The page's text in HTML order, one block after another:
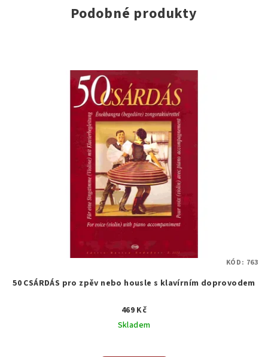
Podobné produkty
50 CSÁRDÁS pro zpěv nebo housle s klavírním doprovodem
469 Kč
Skladem
KÓD: 763